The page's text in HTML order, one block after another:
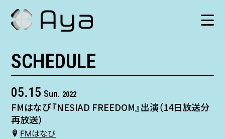
SCHEDULE
SCHEDULE
05.15 Sun. 2022
FMはなび『NESIAD FREEDOM』出演（14日放送分
再放送）
FMはなび